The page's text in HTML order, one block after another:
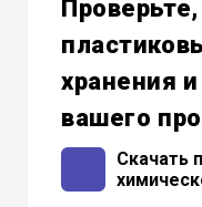
хранения
вашего
Скачать